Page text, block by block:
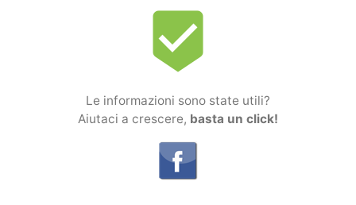
beenhere
Le informazioni sono state utili?
Aiutaci a crescere, basta un click!